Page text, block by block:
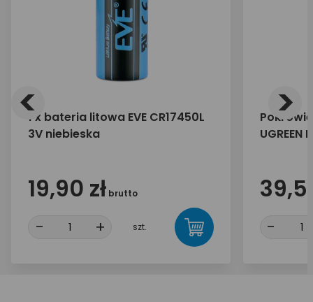
1 x bateria litowa EVE CR17450L
3V niebieska
19,90 zł brutto
- + szt.
UGREEN
-
< >